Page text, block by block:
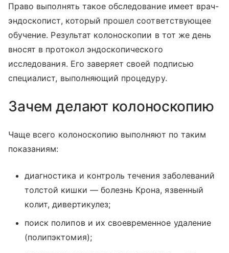
Право выполнять такое обследование имеет врач-
эндоскопист, который прошел соответствующее
обучение. Результат колоноскопии в тот же день
вносят в протокол эндоскопического
исследования. Его заверяет своей подписью
специалист, выполняющий процедуру.
Зачем делают колоноскопию
Чаще всего колоноскопию выполняют по таким
показаниям:
диагностика и контроль течения заболеваний
толстой кишки — болезнь Крона, язвенный
колит, дивертикулез;
поиск полипов и их своевременное удаление
(полипэктомия);